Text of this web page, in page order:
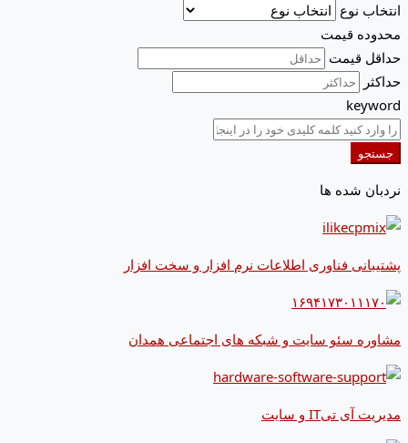
انتخاب نوع
محدوده قیمت
حداقل قیمت
حداکثر
keyword
جستجو
نردبان شده ها
پشتیبانی فناوری اطلاعات نرم افزار و سخت افزار
مشاوره سئو سایت و شبکه های اجتماعی همدان
مدیریت آی تیIT و سایت